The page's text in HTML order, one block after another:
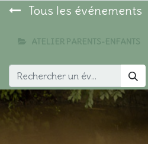
Tous les événements
ATELIER PARENTS-ENFANTS